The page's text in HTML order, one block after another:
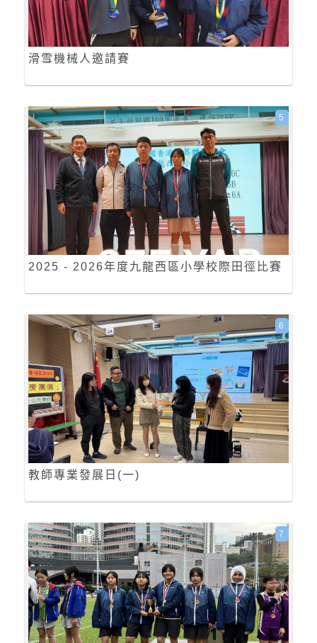
滑雪機械人邀請賽
2025 - 2026年度九龍西區小學校際田徑比賽
5
教師專業發展日(一)
6
7